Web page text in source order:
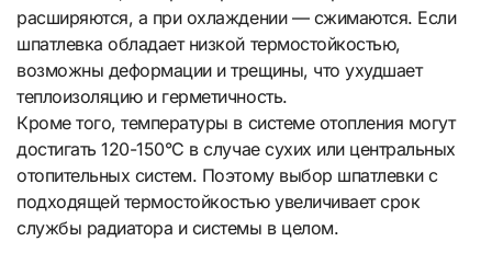
расширяются, а при охлаждении — сжимаются. Если
шпатлевка обладает низкой термостойкостью,
возможны деформации и трещины, что ухудшает
теплоизоляцию и герметичность.
Кроме того, температуры в системе отопления могут
достигать 120-150°C в случае сухих или центральных
отопительных систем. Поэтому выбор шпатлевки с
подходящей термостойкостью увеличивает срок
службы радиатора и системы в целом.